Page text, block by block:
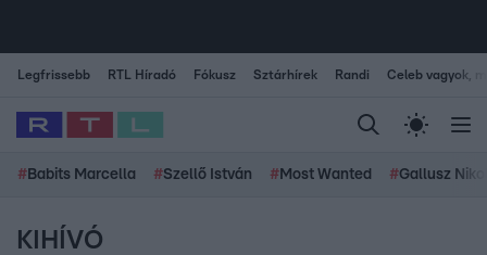
Legfrissebb RTL Híradó Fókusz Sztárhírek Randi Celeb vagyok,
# Babits Marcella #Szellő István # Most Wanted #Gallusz
KIHÍVÓ